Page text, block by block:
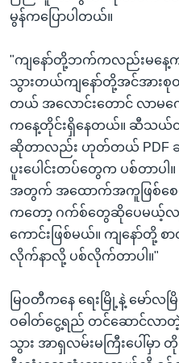
မွန်ကပြောပါတယ်။
"ကျနော်တို့ဘက်ကလည်းမနေ့
သွားတယ်ကျနော်တို့အင်အာ
တယ် အလောင်းတောင် လာမ
ကနေ့တိုင်းရှိနေတယ်။ ဆီသ
ဆိုတာလည်း ဟုတ်တယ် PDF ခ
ပူးပေါင်းတပ်တွေက ပစ်တာပ
အတွက် အထောက်အကူဖြစ်စေ
ကတော့ ဂက်စ်တွေဆိုပေမယ့်
ကောင်းဖြစ်မယ်။ ကျနော်တို့
လိုက်နာလို့ ပစ်လိုက်တာပါ။"
မြဝတီကနေ ရေးမြို့နဲ့ မော်လ
ဝဓါတ်ငွေ့ရည် တင်ဆောင်လာ
သွား အာရှလမ်းမကြီးပေါ်မှာ